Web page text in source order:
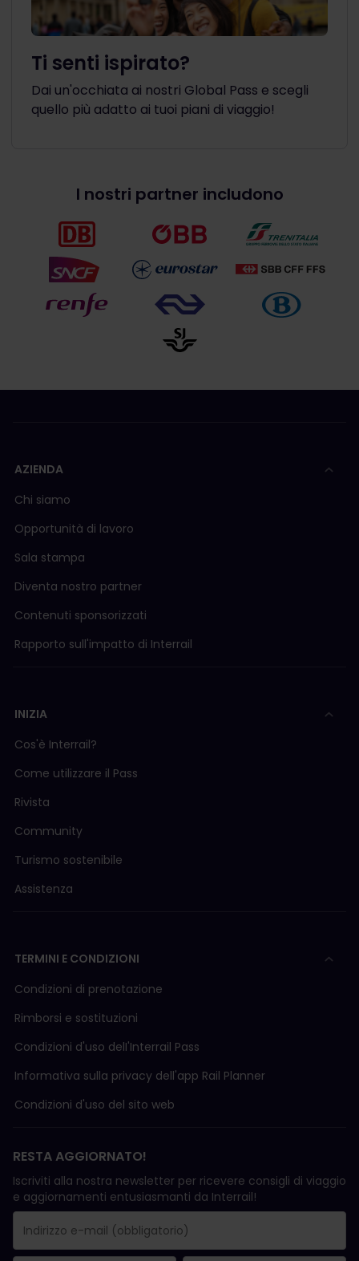
Ti senti ispirato?
Dai un'occhiata ai nostri Global Pass e scegli
quello più adatto ai tuoi piani di viaggio!
I nostri partner includono
AZIENDA
Chi siamo
Opportunità di lavoro
Sala stampa
Diventa nostro partner
Contenuti sponsorizzati
Rapporto sull'impatto di Interrail
INIZIA
Cos'è Interrail?
Come utilizzare il Pass
Rivista
Community
Turismo sostenibile
Assistenza
TERMINI E CONDIZIONI
Condizioni di prenotazione
Rimborsi e sostituzioni
Condizioni d'uso delI'Interrail Pass
Informativa sulla privacy dell'app Rail Planner
Condizioni d'uso del sito web
RESTA AGGIORNATO!
Iscriviti alla nostra newsletter per ricevere consigli di viaggio
e aggiornamenti entusiasmanti da Interrail!